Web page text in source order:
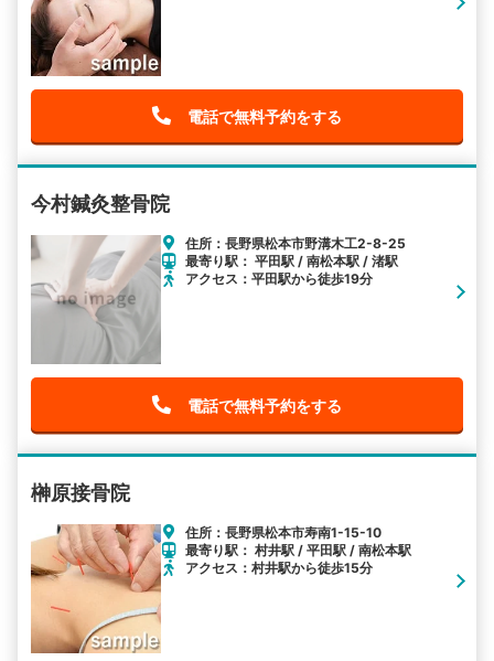
電話で無料予約をする
今村鍼灸整骨院
住所：長野県松本市野溝木工2-8-25
最寄り駅： 平田駅 / 南松本駅 / 渚駅
アクセス：平田駅から徒歩19分
電話で無料予約をする
榊原接骨院
住所：長野県松本市寿南1-15-10
最寄り駅： 村井駅 / 平田駅 / 南松本駅
アクセス：村井駅から徒歩15分